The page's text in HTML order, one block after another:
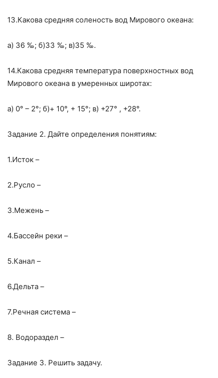
13.Какова средняя соленость вод Мирового океана:
а) 36 ‰; б)33 ‰; в)35 ‰.
14.Какова средняя температура поверхностных вод
Мирового океана в умеренных широтах:
а) 0° – 2°; б)+ 10°, + 15°; в) +27° , +28°.
Задание 2. Дайте определения понятиям:
1.Исток –
2.Русло –
3.Межень –
4.Бассейн реки –
5.Канал –
6.Дельта –
7.Речная система –
8. Водораздел –
Задание 3. Решить задачу.